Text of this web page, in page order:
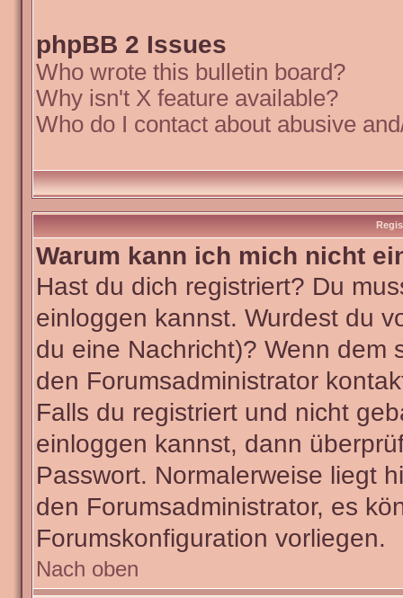
phpBB 2 Issues
Who wrote this bulletin board?
Why isn't X feature available?
Who do I contact about abusive
Warum kann ich mich nicht
Hast du dich registriert? Du
einloggen kannst. Wurdest du
du eine Nachricht)? Wenn dem
den Forumsadministrator
Falls du registriert und nicht
einloggen kannst, dann
Passwort. Normalerweise liegt
den Forumsadministrator, es
Forumskonfiguration vorliegen.
Nach oben